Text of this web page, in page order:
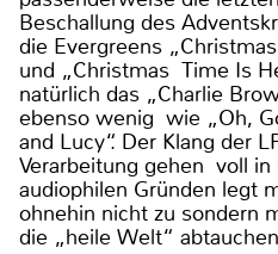
Beschallung des
die Evergreens
und „Christmas Time Is
natürlich das „Charlie
ebenso wenig wie „Oh,
and Lucy“. Der Klang der
Verarbeitung gehen voll in
audiophilen Gründen legt
ohnehin nicht zu sondern
die „heile Welt“